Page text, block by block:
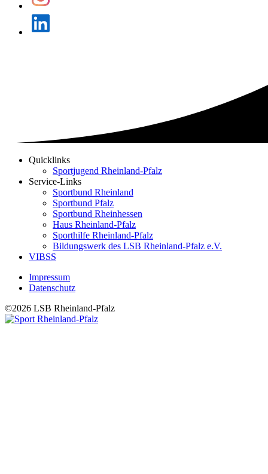
SEO
Navigation
Quicklinks
Sportjugend Rheinland-Pfalz
Service-Links
Sportbund Rheinland
Sportbund Pfalz
Sportbund Rheinhessen
Haus Rheinland-Pfalz
Sporthilfe Rheinland-Pfalz
Bildungswerk des LSB Rheinland-Pfalz e.V.
VIBSS
Fußzeilenmenü
Impressum
Datenschutz
©2026 LSB Rheinland-Pfalz